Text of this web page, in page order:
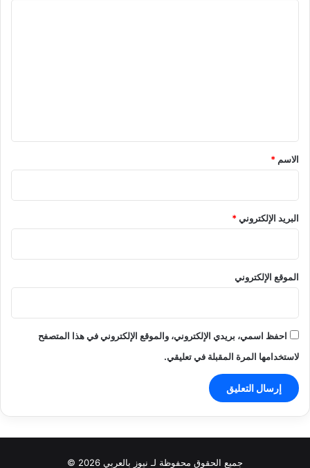
*
الاسم *
البريد الإلكتروني*
الموقع الإلكتروني
احفظ اسمي، بريدي الإلكتروني، والموقع الإلكتروني في هذا المتصفح
لاستخدامها المرة المقبلة في تعليقي.
جميع الحقوق محفوظة لـ نيوز بالعربي 2026 ©